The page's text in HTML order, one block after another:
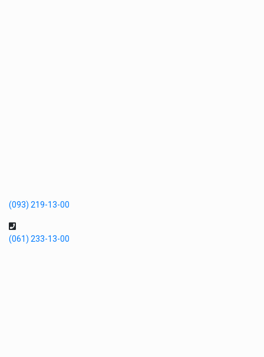
(093) 219-13-00
(061) 233-13-00